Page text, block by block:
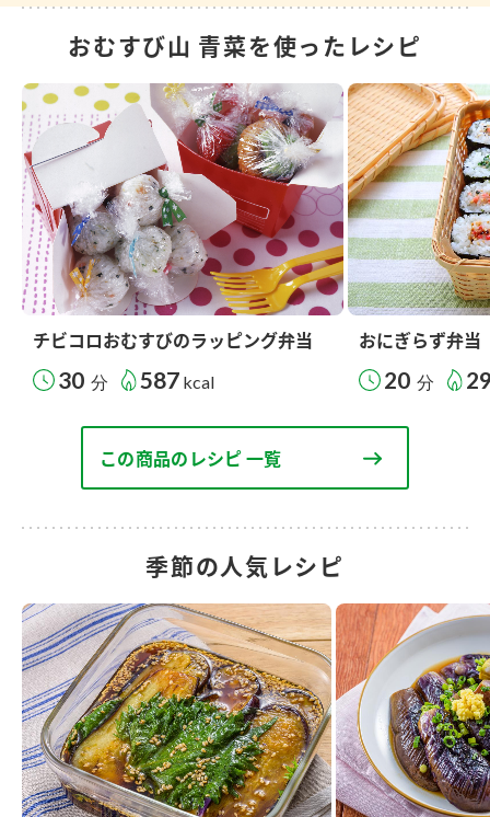
おむすび山 青菜を使ったレシピ
チビコロおむすびのラッピング弁当
30 分 587 kcal
おにぎらず弁当
20 分
この商品のレシピ 一覧
季節の人気レシピ